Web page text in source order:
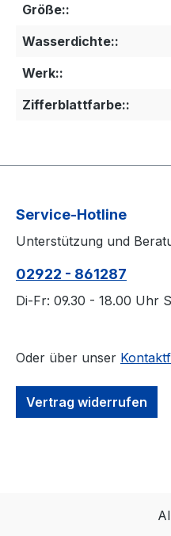
Größe::
Wasserdichte::
Werk::
Zifferblattfarbe::
Service-Hotline
Unterstützung und
02922 - 861287
Di-Fr: 09.30 - 18.00 Uhr
Oder über unser
Vertrag widerrufen